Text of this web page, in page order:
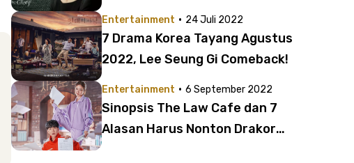
Entertainment · 24 Juli 2022
7 Drama Korea Tayang Agustus
2022, Lee Seung Gi Comeback!
Entertainment · 6 September 2022
Sinopsis The Law Cafe dan 7
Alasan Harus Nonton Drakor